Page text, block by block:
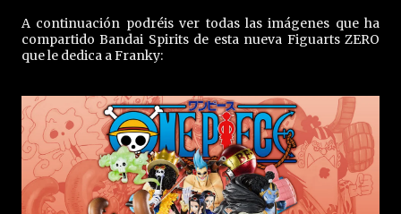
A continuación podréis ver todas las imágenes que ha
compartido Bandai Spirits de esta nueva Figuarts ZERO
que le dedica a Franky: